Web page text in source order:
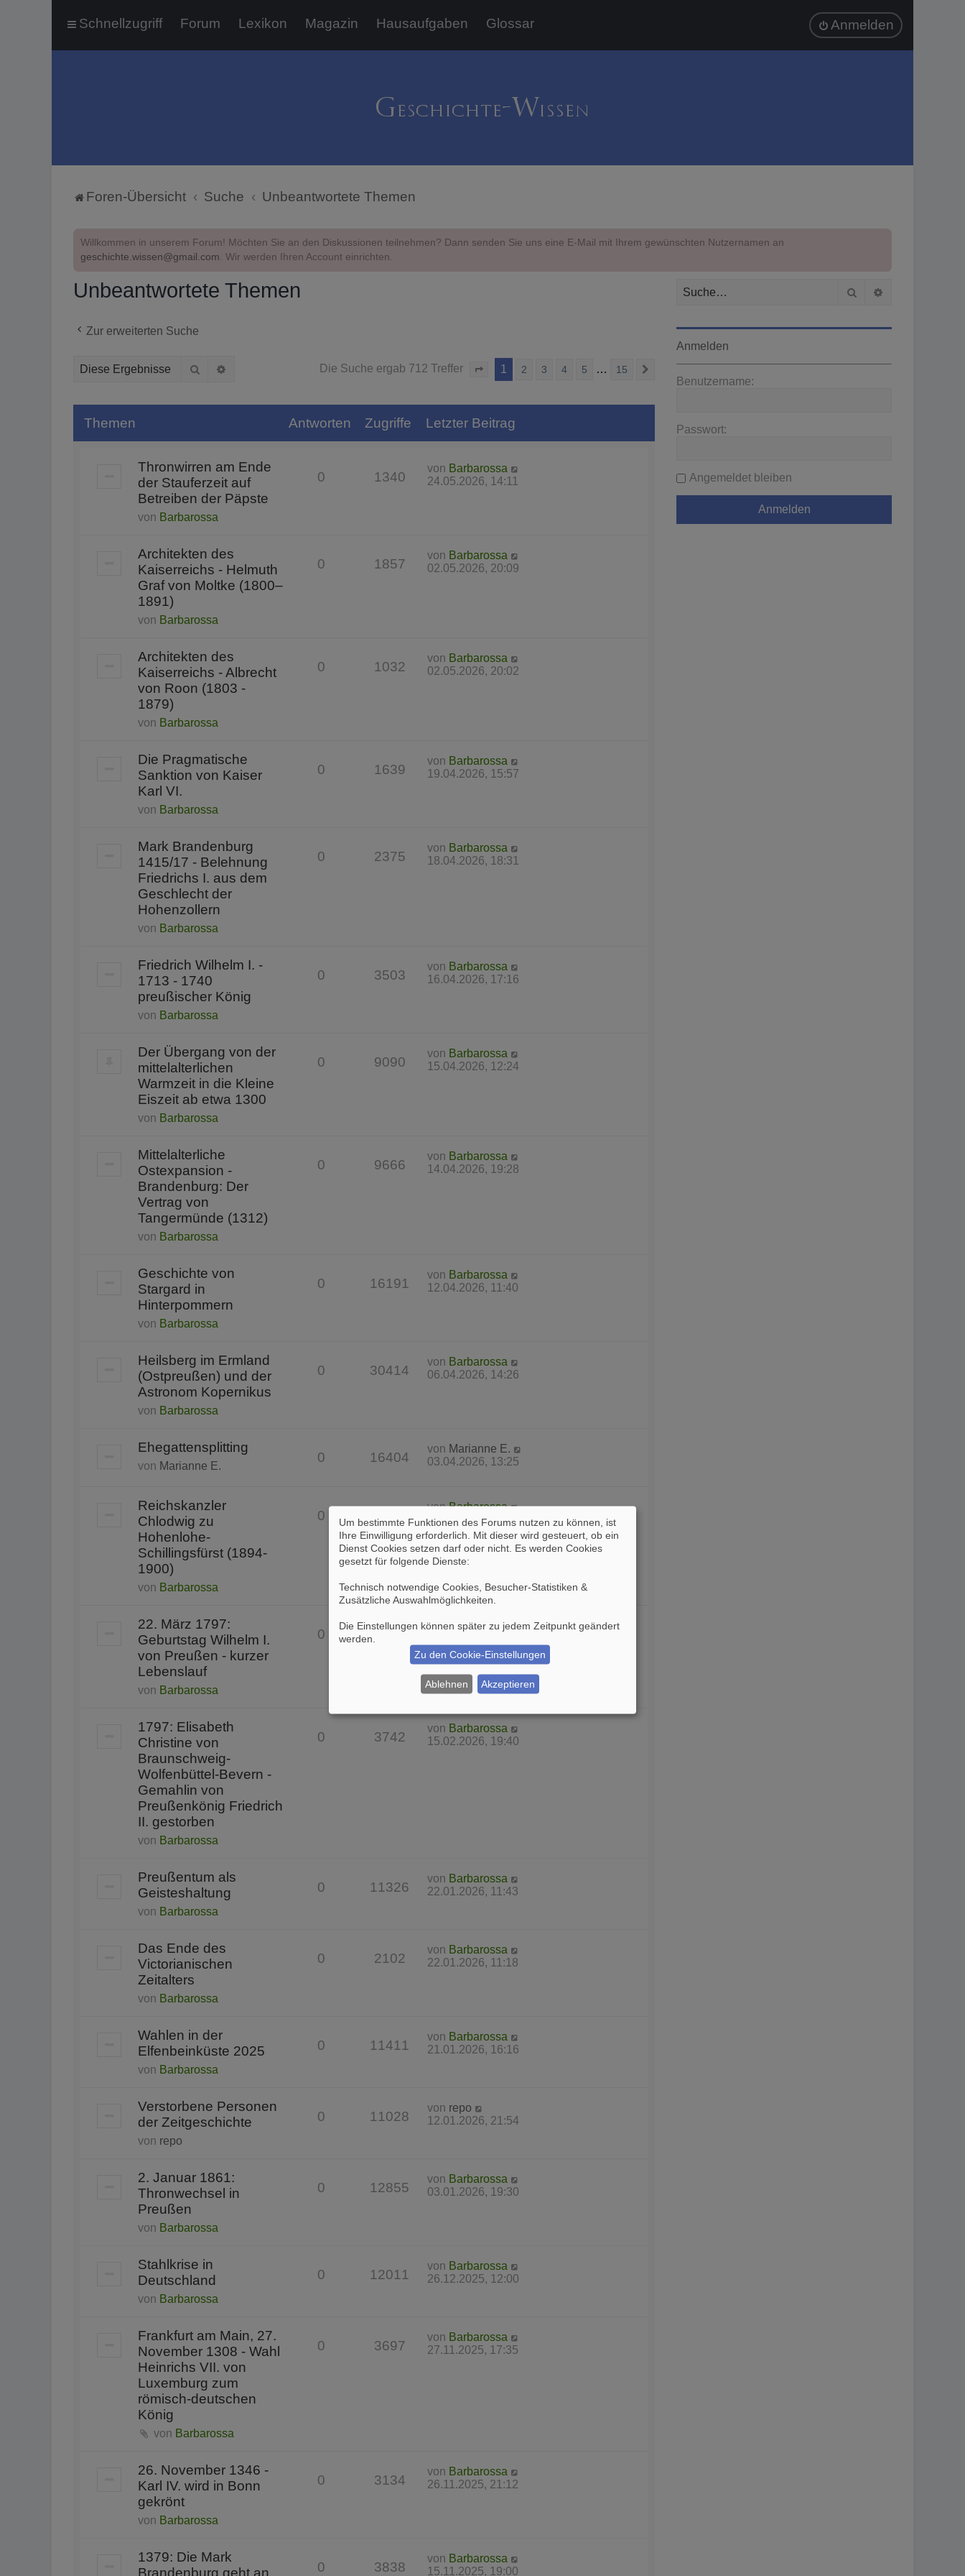
Schnellzugriff Forum Lexikon Magazin Hausaufgaben Glossar Anmelden
Foren-Übersicht Suche Unbeantwortete Themen
Willkommen in unserem Forum! Möchten Sie an den Diskussionen teilnehmen? Dann senden Sie uns eine E-Mail mit Ihrem gewünschten Nutzernamen an
geschichte.wissen@gmail.com. Wir werden Ihren Account einrichten.
Unbeantwortete Themen
Zur erweiterten Suche
Suche Die Suche ergab 712 Treffer Seite von 15
1 2 3 4 5 … 15
Themen Antworten Zugriffe Letzter Beitrag
Thronwirren am Ende
der Stauferzeit auf
Betreiben der Päpste
von Barbarossa
0 1340
von Barbarossa
24.05.2026, 14:11
Architekten des
Kaiserreichs - Helmuth
Graf von Moltke (1800–
1891)
von Barbarossa
0 1857
von Barbarossa
02.05.2026, 20:09
Architekten des
Kaiserreichs - Albrecht
von Roon (1803 -
1879)
von Barbarossa
0 1032
von Barbarossa
02.05.2026, 20:02
Die Pragmatische
Sanktion von Kaiser
Karl VI.
von Barbarossa
0 1639
von Barbarossa
19.04.2026, 15:57
Mark Brandenburg
1415/17 - Belehnung
Friedrichs I. aus dem
Geschlecht der
Hohenzollern
von Barbarossa
0 2375
von Barbarossa
18.04.2026, 18:31
Friedrich Wilhelm I. -
1713 - 1740
preußischer König
von Barbarossa
0 3503
von Barbarossa
16.04.2026, 17:16
Der Übergang von der
mittelalterlichen
Warmzeit in die Kleine
Eiszeit ab etwa 1300
von Barbarossa
0 9090
von Barbarossa
15.04.2026, 12:24
Mittelalterliche
Ostexpansion -
Brandenburg: Der
Vertrag von
Tangermünde (1312)
von Barbarossa
0 9666
von Barbarossa
14.04.2026, 19:28
Geschichte von
Stargard in
Hinterpommern
von Barbarossa
0 16191
von Barbarossa
12.04.2026, 11:40
Heilsberg im Ermland
(Ostpreußen) und der
Astronom Kopernikus
von Barbarossa
0 30414
von Barbarossa
06.04.2026, 14:26
Ehegattensplitting
von Marianne E.
0 16404
von Marianne E.
03.04.2026, 13:25
Reichskanzler
Chlodwig zu
Hohenlohe-
Schillingsfürst (1894-
1900)
von Barbarossa
0 37555
vonBarbarossa
31.03.2026, 17:23
22. März 1797:
Geburtstag Wilhelm I.
von Preußen - kurzer
Lebenslauf
von Barbarossa
0 7635
vonBarbarossa
1797: Elisabeth
Christine von
Braunschweig-
Wolfenbüttel-Bevern -
Gemahlin von
Preußenkönig Friedrich
II. gestorben
von Barbarossa
0 3742
von Barbarossa
15.02.2026, 19:40
Preußentum als
Geisteshaltung
von Barbarossa
0 11326
von Barbarossa
22.01.2026, 11:43
Das Ende des
Victorianischen
Zeitalters
von Barbarossa
0 2102
von Barbarossa
22.01.2026, 11:18
Wahlen in der
Elfenbeinküste 2025
von Barbarossa
0 11411
von Barbarossa
21.01.2026, 16:16
Verstorbene Personen
der Zeitgeschichte
von repo
0 11028
von repo
12.01.2026, 21:54
2. Januar 1861:
Thronwechsel in
Preußen
von Barbarossa
0 12855
von Barbarossa
03.01.2026, 19:30
Stahlkrise in
Deutschland
von Barbarossa
0 12011
von Barbarossa
26.12.2025, 12:00
Frankfurt am Main, 27.
November 1308 - Wahl
Heinrichs VII. von
Luxemburg zum
römisch-deutschen
König
von Barbarossa
0 3697
von Barbarossa
27.11.2025, 17:35
26. November 1346 -
Karl IV. wird in Bonn
gekrönt
von Barbarossa
0 3134
von Barbarossa
26.11.2025, 21:12
1379: Die Mark
Brandenburg geht an
0 3838
von Barbarossa
15.11.2025, 19:00
Suche
Anmelden
Benutzername:
Passwort:
Angemeldet bleiben
Um bestimmte Funktionen des Forums nutzen zu können, ist
Ihre Einwilligung erforderlich. Mit dieser wird gesteuert, ob ein
Dienst Cookies setzen darf oder nicht. Es werden Cookies
gesetzt für folgende Dienste:
Technisch notwendige Cookies, Besucher-Statistiken &
Zusätzliche Auswahlmöglichkeiten
Die Einstellungen können später zu jedem Zeitpunkt geändert
werden.
Zu den Cookie-Einstellungen
Ablehnen Akzeptieren